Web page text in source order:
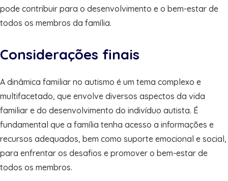
pode contribuir para o desenvolvimento e o bem-estar de
todos os membros da família.
Considerações finais
A dinâmica familiar no autismo é um tema complexo e
multifacetado, que envolve diversos aspectos da vida
familiar e do desenvolvimento do indivíduo autista. É
fundamental que a família tenha acesso a informações e
recursos adequados, bem como suporte emocional e social,
para enfrentar os desafios e promover o bem-estar de
todos os membros.